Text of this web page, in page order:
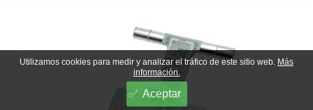
Utilizamos cookies para medir y analizar el tráfico de este sitio web. Más
información.
Aceptar